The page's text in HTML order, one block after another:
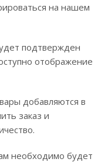
на нашем
подтвержден
отображение
добавляются в
заказ и
необходимо будет